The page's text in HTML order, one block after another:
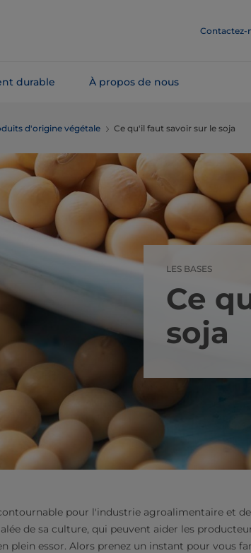
Contactez-
durable À propos de nous
d'origine végétale Ce qu'il faut savoir sur le soja
LES BASES
Ce
soja
pour l'industrie agroalimentaire et
de sa culture, qui peuvent aider les
plein essor. Alors prenez un instant pour vous